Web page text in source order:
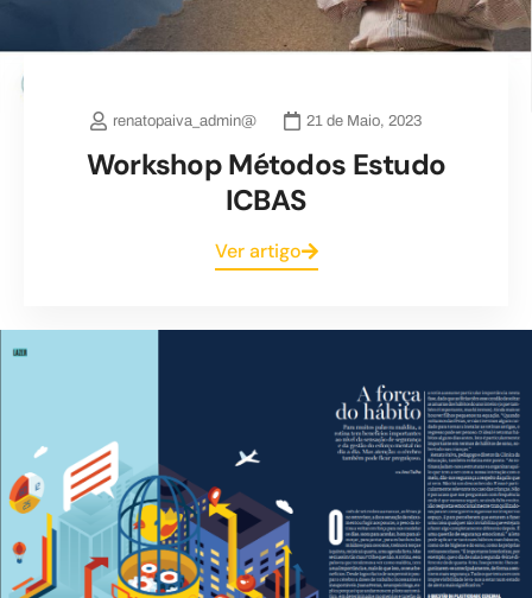
renatopaiva_admin@ 21 de Maio, 2023
Workshop Métodos Estudo
ICBAS
Ver artigo